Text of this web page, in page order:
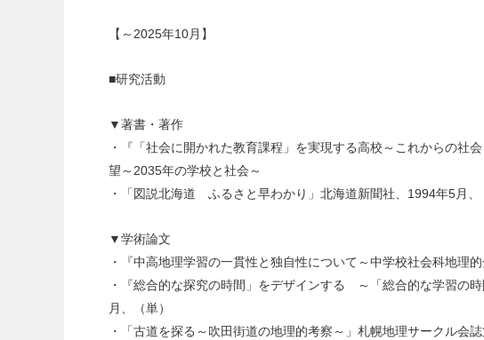
【～2025年10月】
■研究活動
▼著書・著作
・『「社会に開かれた教育課程」を実現する高校～これからの
望～2035年の学校と社会～
・「図説北海道 ふるさと早わかり」北海道新聞社、1994年5月、
▼学術論文
・『中高地理学習の一貫性と独自性について～中学校社会科地理
・『総合的な探究の時間」をデザインする ～「総合的な学習の
月、（単）
・「古道を探る～吹田街道の地理的考察～」札幌地理サークル会